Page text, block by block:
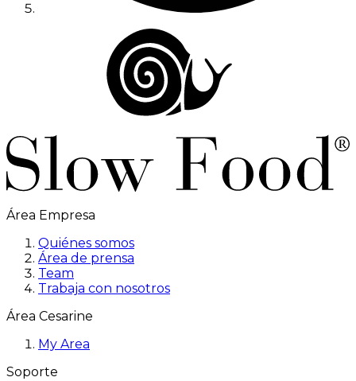
Área Empresa
Quiénes somos
Área de prensa
Team
Trabaja con nosotros
Área Cesarine
My Area
Soporte